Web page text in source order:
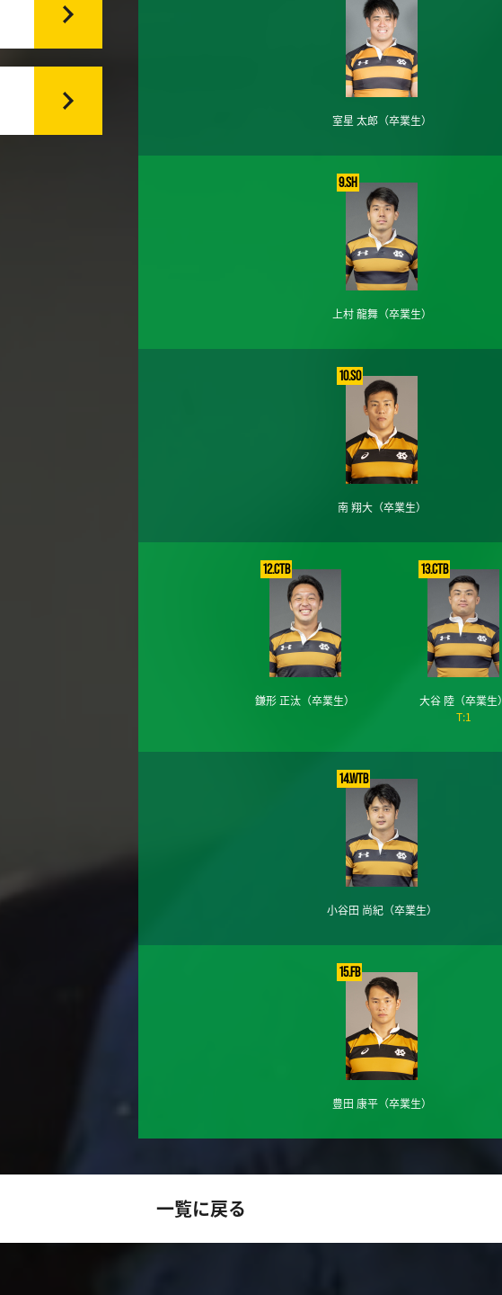
室星 太郎（卒業生）
9.SH
上村 龍舞（卒業生）
10.SO
南 翔大（卒業生）
12.CTB
鎌形 正汰 （卒業生）
13.CTB
大谷 陸（卒業生）
T:1
14.WTB
小谷田 尚紀（卒業生）
15.FB
豊田 康平（卒業生）
一覧に戻る